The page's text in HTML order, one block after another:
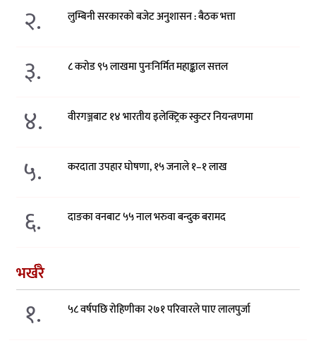
२. लुम्बिनी सरकारको बजेट अनुशासन : बैठक भत्ता
३. ८ करोड ९५ लाखमा पुनःनिर्मित महाङ्काल सत्तल
४. वीरगञ्जबाट १४ भारतीय इलेक्ट्रिक स्कुटर नियन्त्रणमा
५. करदाता उपहार घोषणा, १५ जनाले १–१ लाख
६. दाङका वनबाट ५५ नाल भरुवा बन्दुक बरामद
भर्खरै
१. ५८ वर्षपछि रोहिणीका २७१ परिवारले पाए लालपुर्जा